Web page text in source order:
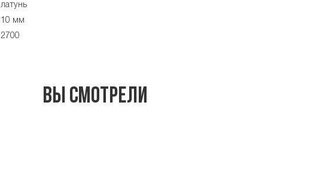
латунь
10 мм
2700
Вы смотрели